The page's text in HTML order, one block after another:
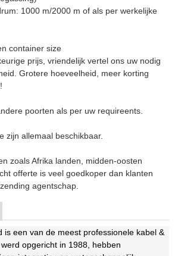
1000 m/2000 m of als per werkelijke
container size
prijs, vriendelijk vertel ons uw nodig
Grotere hoeveelheid, meer korting
poorten als per uw requireents.
zijn allemaal beschikbaar.
zoals Afrika landen, midden-oosten
offerte is veel goedkoper dan klanten
agentschap.
is een van de meest professionele kabel &
opgericht in 1988, hebben